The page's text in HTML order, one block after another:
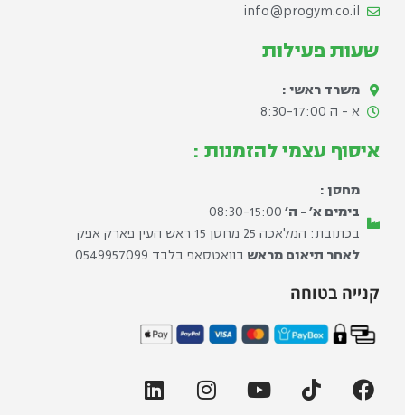
info@progym.co.il
שעות פעילות
משרד ראשי :
א - ה 8:30-17:00​
איסוף עצמי להזמנות :
מחסן :
בימים א׳ - ה׳08:30-15:00
בכתובת: המלאכה 25 מחסן 15 ראש העין פארק אפק
לאחר תיאום מראש בוואטסאפ בלבד ⁦0549957099⁩
קנייה בטוחה